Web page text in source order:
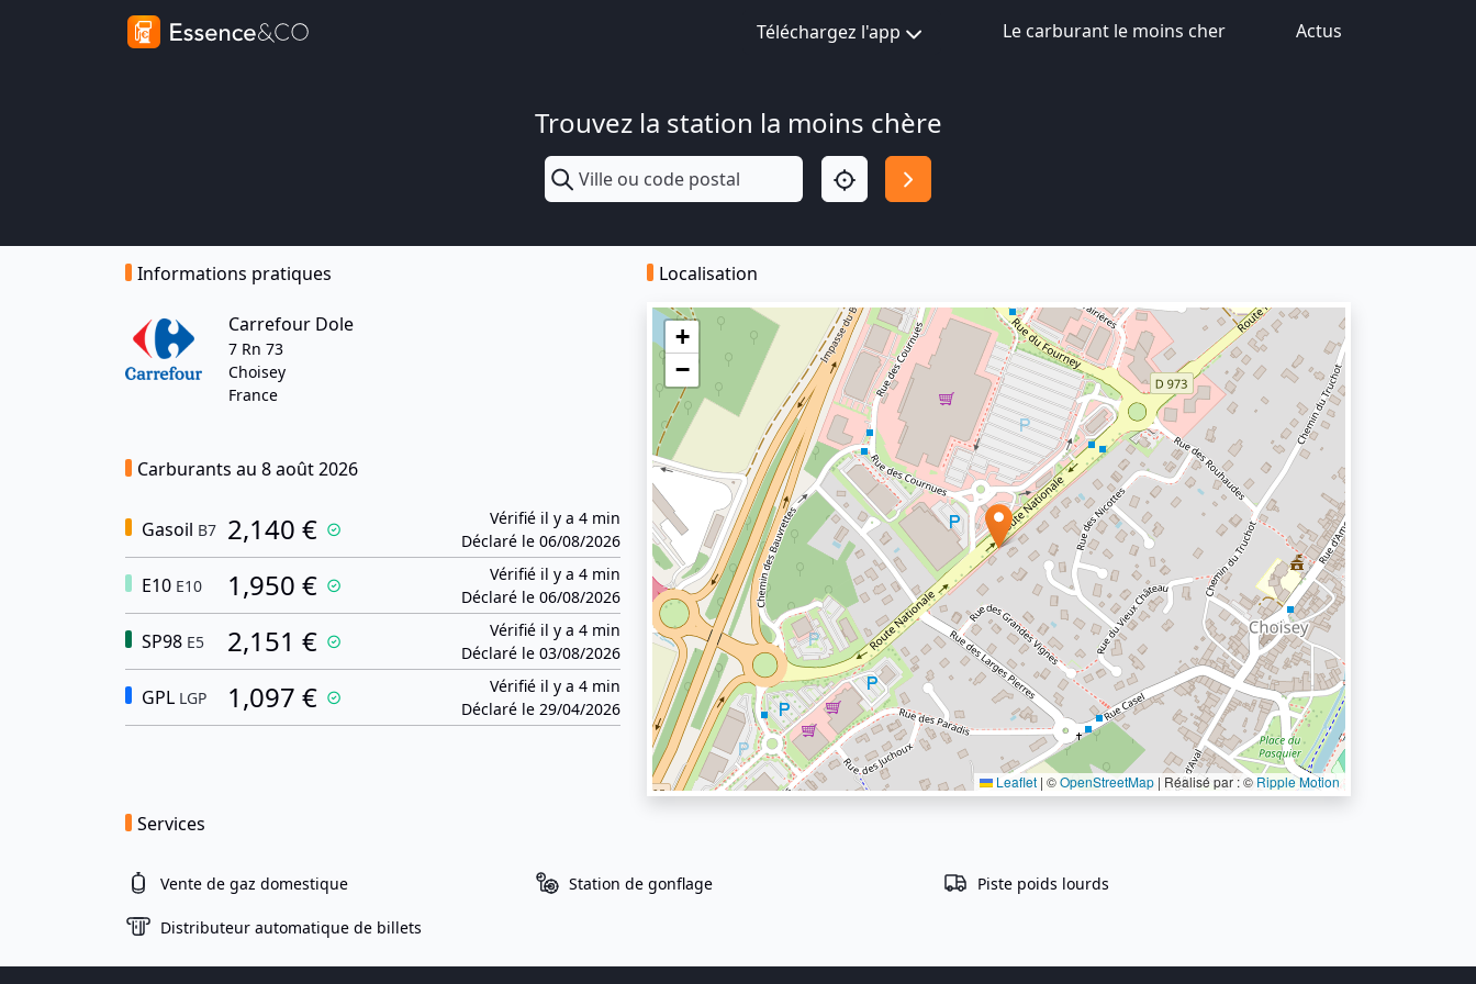
Téléchargez l'app Le carburant le moins cher Actus
Trouvez la station la moins chère
Informations pratiques
Carrefour Dole
7 Rn 73
Choisey
France
Carburants au 8 août 2026
Gasoil B7 2,140 €
Vérifié il y a 4 min
Déclaré le 06/08/2026
E10 E10 1,950 €
Vérifié il y a 4 min
Déclaré le 06/08/2026
SP98 E5 2,151 €
Vérifié il y a 4 min
Déclaré le 03/08/2026
GPL LGP 1,097 €
Vérifié il y a 4 min
Déclaré le 29/04/2026
Localisation
+
−
Leaflet | ©OpenStreetMap | Réalisé par : © Ripple Motion
Services
Vente de gaz domestique Station de gonflage Piste poids lourds
Distributeur automatique de billets